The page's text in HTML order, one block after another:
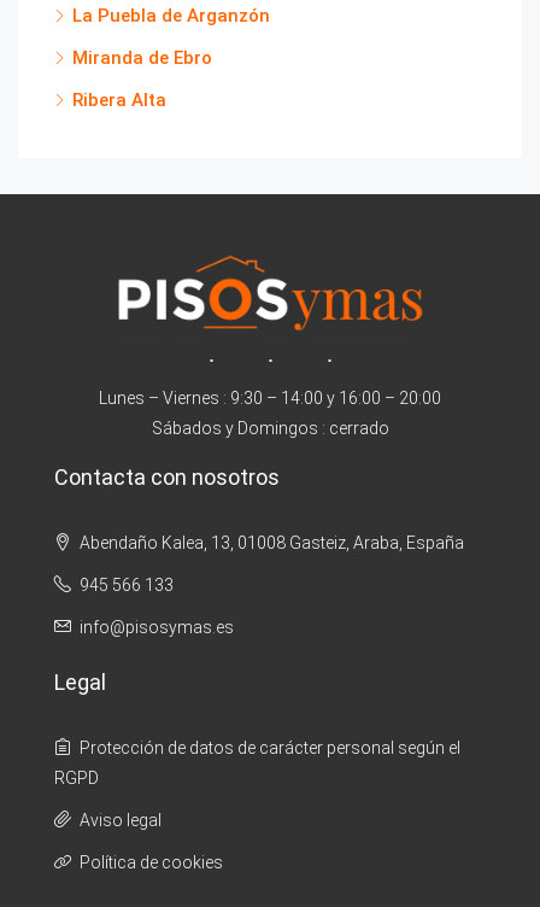
La Puebla de Arganzón
Miranda de Ebro
Ribera Alta
Lunes – Viernes : 9:30 – 14:00 y 16:00 – 20:00
Sábados y Domingos : cerrado
Contacta con nosotros
Abendaño Kalea, 13, 01008 Gasteiz, Araba, España
945 566 133
info@pisosymas.es
Legal
Protección de datos de carácter personal según el
RGPD
Aviso legal
Política de cookies